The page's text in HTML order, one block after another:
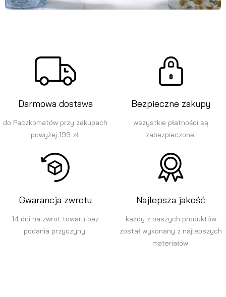
Darmowa dostawa
do Paczkomatów przy zakupach
powyżej 199 zł.
Bezpieczne zakupy
wszystkie płatności są
zabezpieczone.
Gwarancja zwrotu
14 dni na zwrot towaru bez
podania przyczyny.
Najlepsza jakość
każdy z naszych produktów
został wykonany z najlepszych
materiałów.